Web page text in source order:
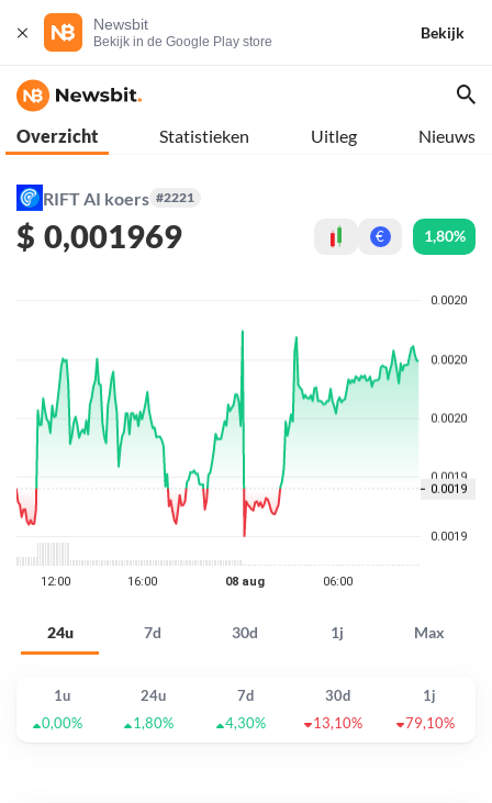
Newsbit
Bekijk in de Google Play store
Bekijk
Overzicht Statistieken Uitleg Nieuws
RIFT AI koers #2221
$ 0,001969 € 1,80%
24u 7d 30d 1j Max
1u 24u 7d 30d
1j
0,00%
1,80% 4,30% 13,10% 79,10%